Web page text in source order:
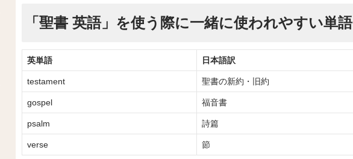
「聖書 英語」を使う際に一緒に使われやすい単語
英単語 日本語訳
testament 聖書の新約・旧約
gospel 福音書
psalm 詩篇
verse 節